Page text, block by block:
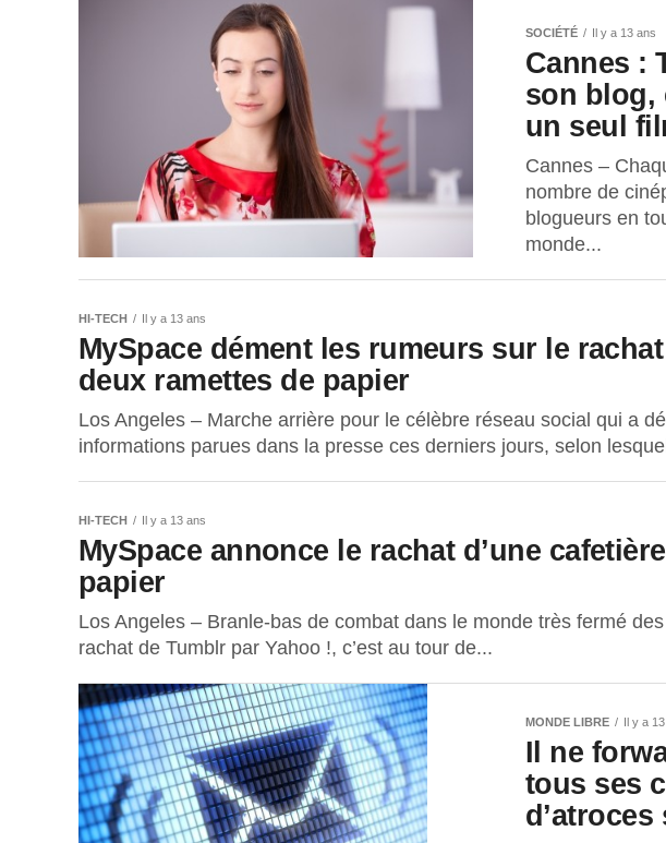
SOCIÉTÉ Il y a 13 ans
Cannes :
son blog,
un seul
Cannes –
nombre de
blogueurs en
monde...
HI-TECH Il y a 13 ans
MySpace dément les rumeurs sur le
deux ramettes de papier
Los Angeles – Marche arrière pour le célèbre réseau social qui a
informations parues dans la presse ces derniers jours, selon
HI-TECH Il y a 13 ans
MySpace annonce le rachat d’une
papier
Los Angeles – Branle-bas de combat dans le monde très fermé
rachat de Tumblr par Yahoo !, c’est au tour de...
MONDE LIBRE Il y a
Il ne
tous ses